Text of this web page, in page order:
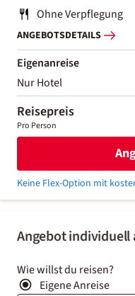
Angebot individuell
Wie willst du reisen?
Eigene Anreise
Ohne Verpflegung
ANGEBOTSDETAILS
Eigenanreise
Nur Hotel
Reisepreis
Pro Person
Keine Flex-Option mit